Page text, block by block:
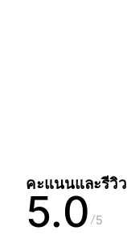
คะแนนและรีวิว
5.0 5